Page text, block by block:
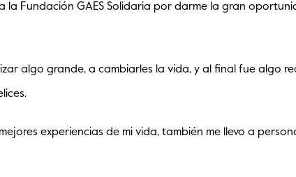
la Fundación GAES Solidaria por darme la gran
algo grande, a cambiarles la vida, y al final fue algo
experiencias de mi vida, también me llevo a